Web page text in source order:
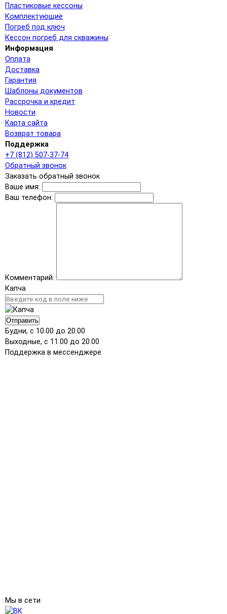
Пластиковые кессоны
Комплектующие
Погреб под ключ
Кессон погреб для скважины
Информация
Оплата
Доставка
Гарантия
Шаблоны документов
Рассрочка и кредит
Новости
Карта сайта
Возврат товара
Поддержка
+7 (812) 507-37-74
Обратный звонок
Заказать обратный звонок
Ваше имя:
Ваш телефон:
Комментарий:
Капча
Отправить
Будни, с 10.00 до 20.00
Выходные, с 11.00 до 20.00
Поддержка в мессенджере
Мы в сети